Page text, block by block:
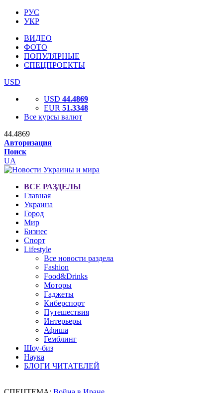
РУС
УКР
ВИДЕО
ФОТО
ПОПУЛЯРНЫЕ
СПЕЦПРОЕКТЫ
USD
USD 44.4869
EUR 51.3348
Все курсы валют
44.4869
Авторизация
Поиск
UA
ВСЕ РАЗДЕЛЫ
Главная
Украина
Город
Мир
Бизнес
Спорт
Lifestyle
Все новости раздела
Fashion
Food&Drinks
Моторы
Гаджеты
Киберспорт
Путешествия
Интерьеры
Афиша
Гемблинг
Шоу-биз
Наука
БЛОГИ ЧИТАТЕЛЕЙ